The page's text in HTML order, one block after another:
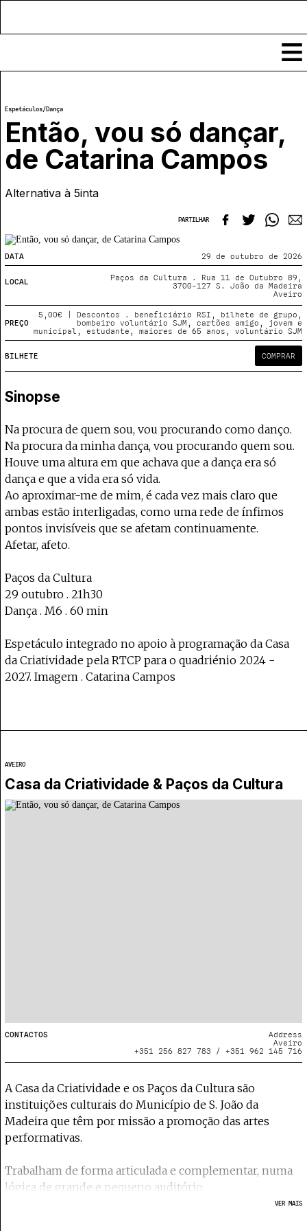
Notícias
Classificados
Ver todos
Agenda
Espetáculos
Por Localidade
Mapa
Crítica
Cursos Curtos
Formadores
Recursos
Links úteis
Sobre
Projecto e Equipa
Estatuto Editorial
Ficha Técnica
Política de privacidade
Contactar
Política de privacidade - App
o Coffeepaste e ajuda-nos a chegar mais longe.Mantém viva a cultura independente —
Apoiar
Espetáculos/Dança
Então, vou só dançar,
de Catarina Campos
Alternativa à 5inta
PARTILHAR
DATA 29 de outubro de 2026
LOCAL
Paços da Cultura . Rua 11 de Outubro 89,
3700-127 S. João da Madeira
Aveiro
PREÇO
5,00€ | Descontos . beneficiário RSI, bilhete de grupo,
bombeiro voluntário SJM, cartões amigo, jovem e
municipal, estudante, maiores de 65 anos, voluntário SJM
BILHETE COMPRAR
Sinopse
Na procura de quem sou, vou procurando como danço.
Na procura da minha dança, vou procurando quem sou.
Houve uma altura em que achava que a dança era só
dança e que a vida era só vida.
Ao aproximar-me de mim, é cada vez mais claro que
ambas estão interligadas, como uma rede de ínfimos
pontos invisíveis que se afetam continuamente.
Afetar, afeto.
Paços da Cultura
29 outubro . 21h30
Dança . M6 . 60 min
Espetáculo integrado no apoio à programação da Casa
da Criatividade pela RTCP para o quadriénio 2024 -
2027. Imagem . Catarina Campos
AVEIRO
Casa da Criatividade & Paços da Cultura
CONTACTOS
Address
Aveiro
+351 256 827 783 / +351 962 145 716
A Casa da Criatividade e os Paços da Cultura são
instituições culturais do Município de S. João da
Madeira que têm por missão a promoção das artes
performativas.
Trabalham de forma articulada e complementar, numa
lógica de grande e pequeno auditório.
VER MAIS